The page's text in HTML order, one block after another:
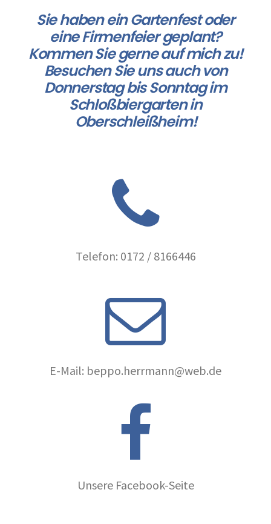
Sie haben ein Gartenfest oder
eine Firmenfeier geplant?
Kommen Sie gerne auf mich zu!
Besuchen Sie uns auch von
Donnerstag bis Sonntag im
Schloßbiergarten in
Oberschleißheim!
Telefon: 0172 / 8166446
E-Mail: beppo.herrmann@web.de
Unsere Facebook-Seite